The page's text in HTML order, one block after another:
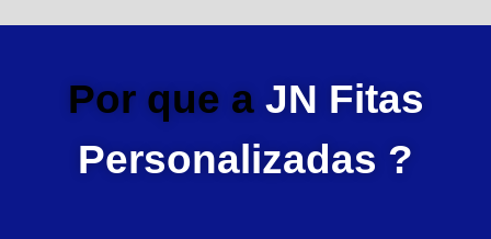
Por que a JN Fitas
Personalizadas ?